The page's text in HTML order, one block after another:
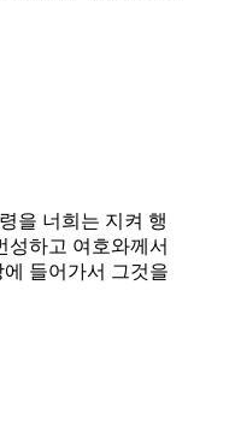
을 너희는 지켜 행
성하고 여호와께서
들어가서 그것을